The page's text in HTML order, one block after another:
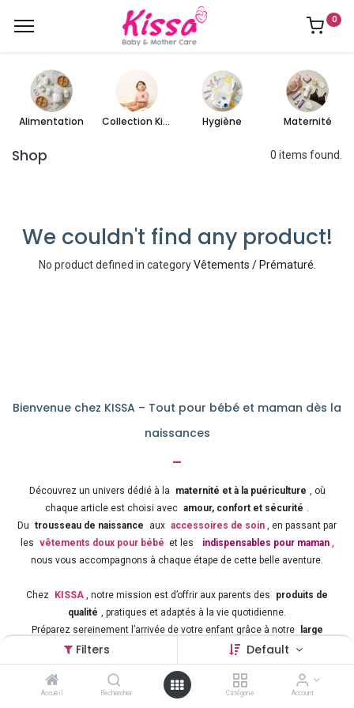
Filters Default
Accueil Rechercher Catégorie Account
0
Alimentation Collection Kissa Hygiène Maternité
Shop 0 items found.
We couldn't find any product!
No product defined in categoryVêtements / Prématuré
Bienvenue chez KISSA – Tout pour bébé et maman dès la
naissances
-
Découvrez un univers dédié à la maternité et à la puériculture
, où
chaque article est choisi avec amour, confort et sécurité
Du trousseau de naissance aux accessoires de soin
, en passant par
les vêtements doux pour bébé et les indispensables pour maman
nous vous accompagnons à chaque étape de cette belle aventure.
Chez KISSA , notre mission est d’offrir aux parents des
produits de
qualité
, pratiques et adaptés à la vie quotidienne.
Préparez sereinement l’arrivée de votre enfant grâce à notre
large
sélection d’articles pour bébé et maman
, au meilleur rapport qualité-prix.
Puériculture – Naissance – Confort – Sécurité – Amour
: tout ce qu’il
faut pour bien accueillir bébé !